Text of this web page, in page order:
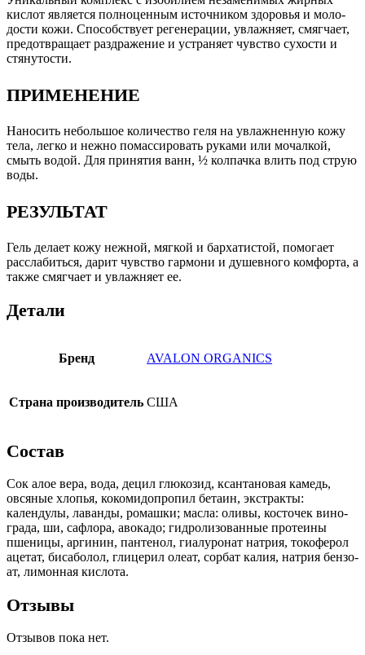
кислот явля­ется полноценным источником здоровья и моло­
дости кожи. Способствует регенерации, увла­жняет, смягчает,
предотвращает раздраже­ние и устраняет чувство сухости и
стянутости.
ПРИМЕНЕНИЕ
Наносить небольшое количество геля на увлажне­нную кожу
тела, легко и нежно помассиро­вать руками или мочалкой,
смыть водой. Для при­нятия ванн, ½ колпачка влить под струю
воды.
РЕЗУЛЬТАТ
Гель делает кожу нежной, мягкой и бархатистой, помо­гает
расслабиться, дарит чувство гармо­ни и душевного комфорта, а
также смягчает и увлажняет ее.
Детали
Бренд AVALON ORGANICS
Страна производитель США
Состав
Сок алое вера, вода, децил глюкозид, ксанта­новая камедь,
овсяные хлопья, кокомидо­пропил бетаин, экстракты:
календулы, лава­нды, ромашки; масла: оливы, косточек вино­
града, ши, сафлора, авокадо; гидролизо­ванные протеины
пшеницы, аргинин, панте­нол, гиалуронат натрия, токоферол
ацетат, биса­болол, глицерил олеат, сорбат калия, натрия бензо­
ат, лимонная кислота.
Отзывы
Отзывов пока нет.